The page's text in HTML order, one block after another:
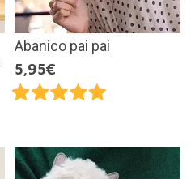
Abanico pai pai
5,95€